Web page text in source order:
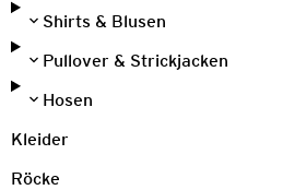
Shirts & Blusen
Pullover & Strickjacken
Hosen
Kleider
Röcke